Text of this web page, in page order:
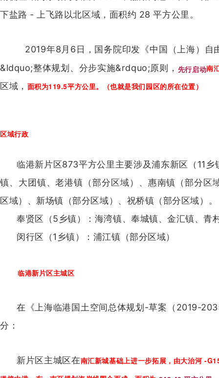
下盐路 - 上飞路以北区域，面积约 28 平方公里。
2019年8月6日，国务院印发《中国（上海）自
&ldquo;整体规划、分步实施&rdquo;原则， 先行启动南
区域， 面积为119.5平方公里。（也就是我们园区的所在位置）
区域行政
临港新片区873平方公里主要涉及浦东新区（11
镇、大团镇、老港镇（部分区域）、惠南镇（部分区
区域）、新场镇（部分区域）、祝桥镇（部分区域）。
奉贤区（5乡镇）：海湾镇、奉城镇、金汇镇、青
闵行区（1乡镇）：浦江镇（部分区域）
临港新片区主城区
在《上海临港国土空间总体规划-草案（2019-
分：
新片区主城区在南汇新城基础上进一步拓展，由大治河 -